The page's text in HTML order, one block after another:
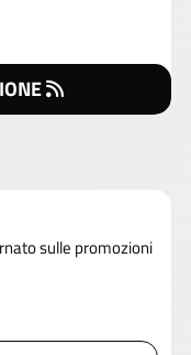
sulle promozioni